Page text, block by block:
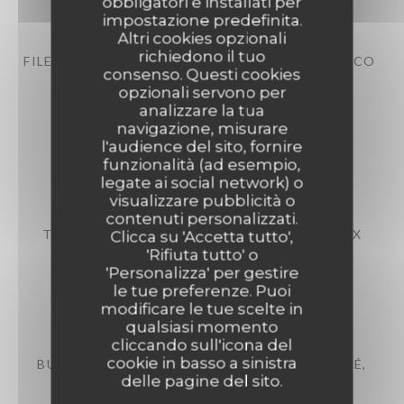
impostazione predefinita.
Altri cookies opzionali
richiedono il tuo
consenso. Questi cookies
opzionali servono per
analizzare la tua
navigazione, misurare
l'audience del sito, fornire
funzionalità (ad esempio,
legate ai social network) o
visualizzare pubblicità o
contenuti personalizzati.
Clicca su 'Accetta tutto',
'Rifiuta tutto' o
'Personalizza' per gestire
le tue preferenze. Puoi
modificare le tue scelte in
qualsiasi momento
cliccando sull'icona del
cookie in basso a sinistra
delle pagine del sito.
FILET DE POULET FERMIER MARINÉ CURRY-COCO
Aubergine, courgette, poivron braisés
28,00 EUR
BOEUF
TATAKI MARINÉ AU GINGEMBRE, SAUCE AUX
HERBES DU MAQUIS
Pommes de terre croustillantes
33,00 EUR
BURGER FAÇON BOUCHÈRE, CHEDDAR AFFINÉ,
OIGNONS CONFITS